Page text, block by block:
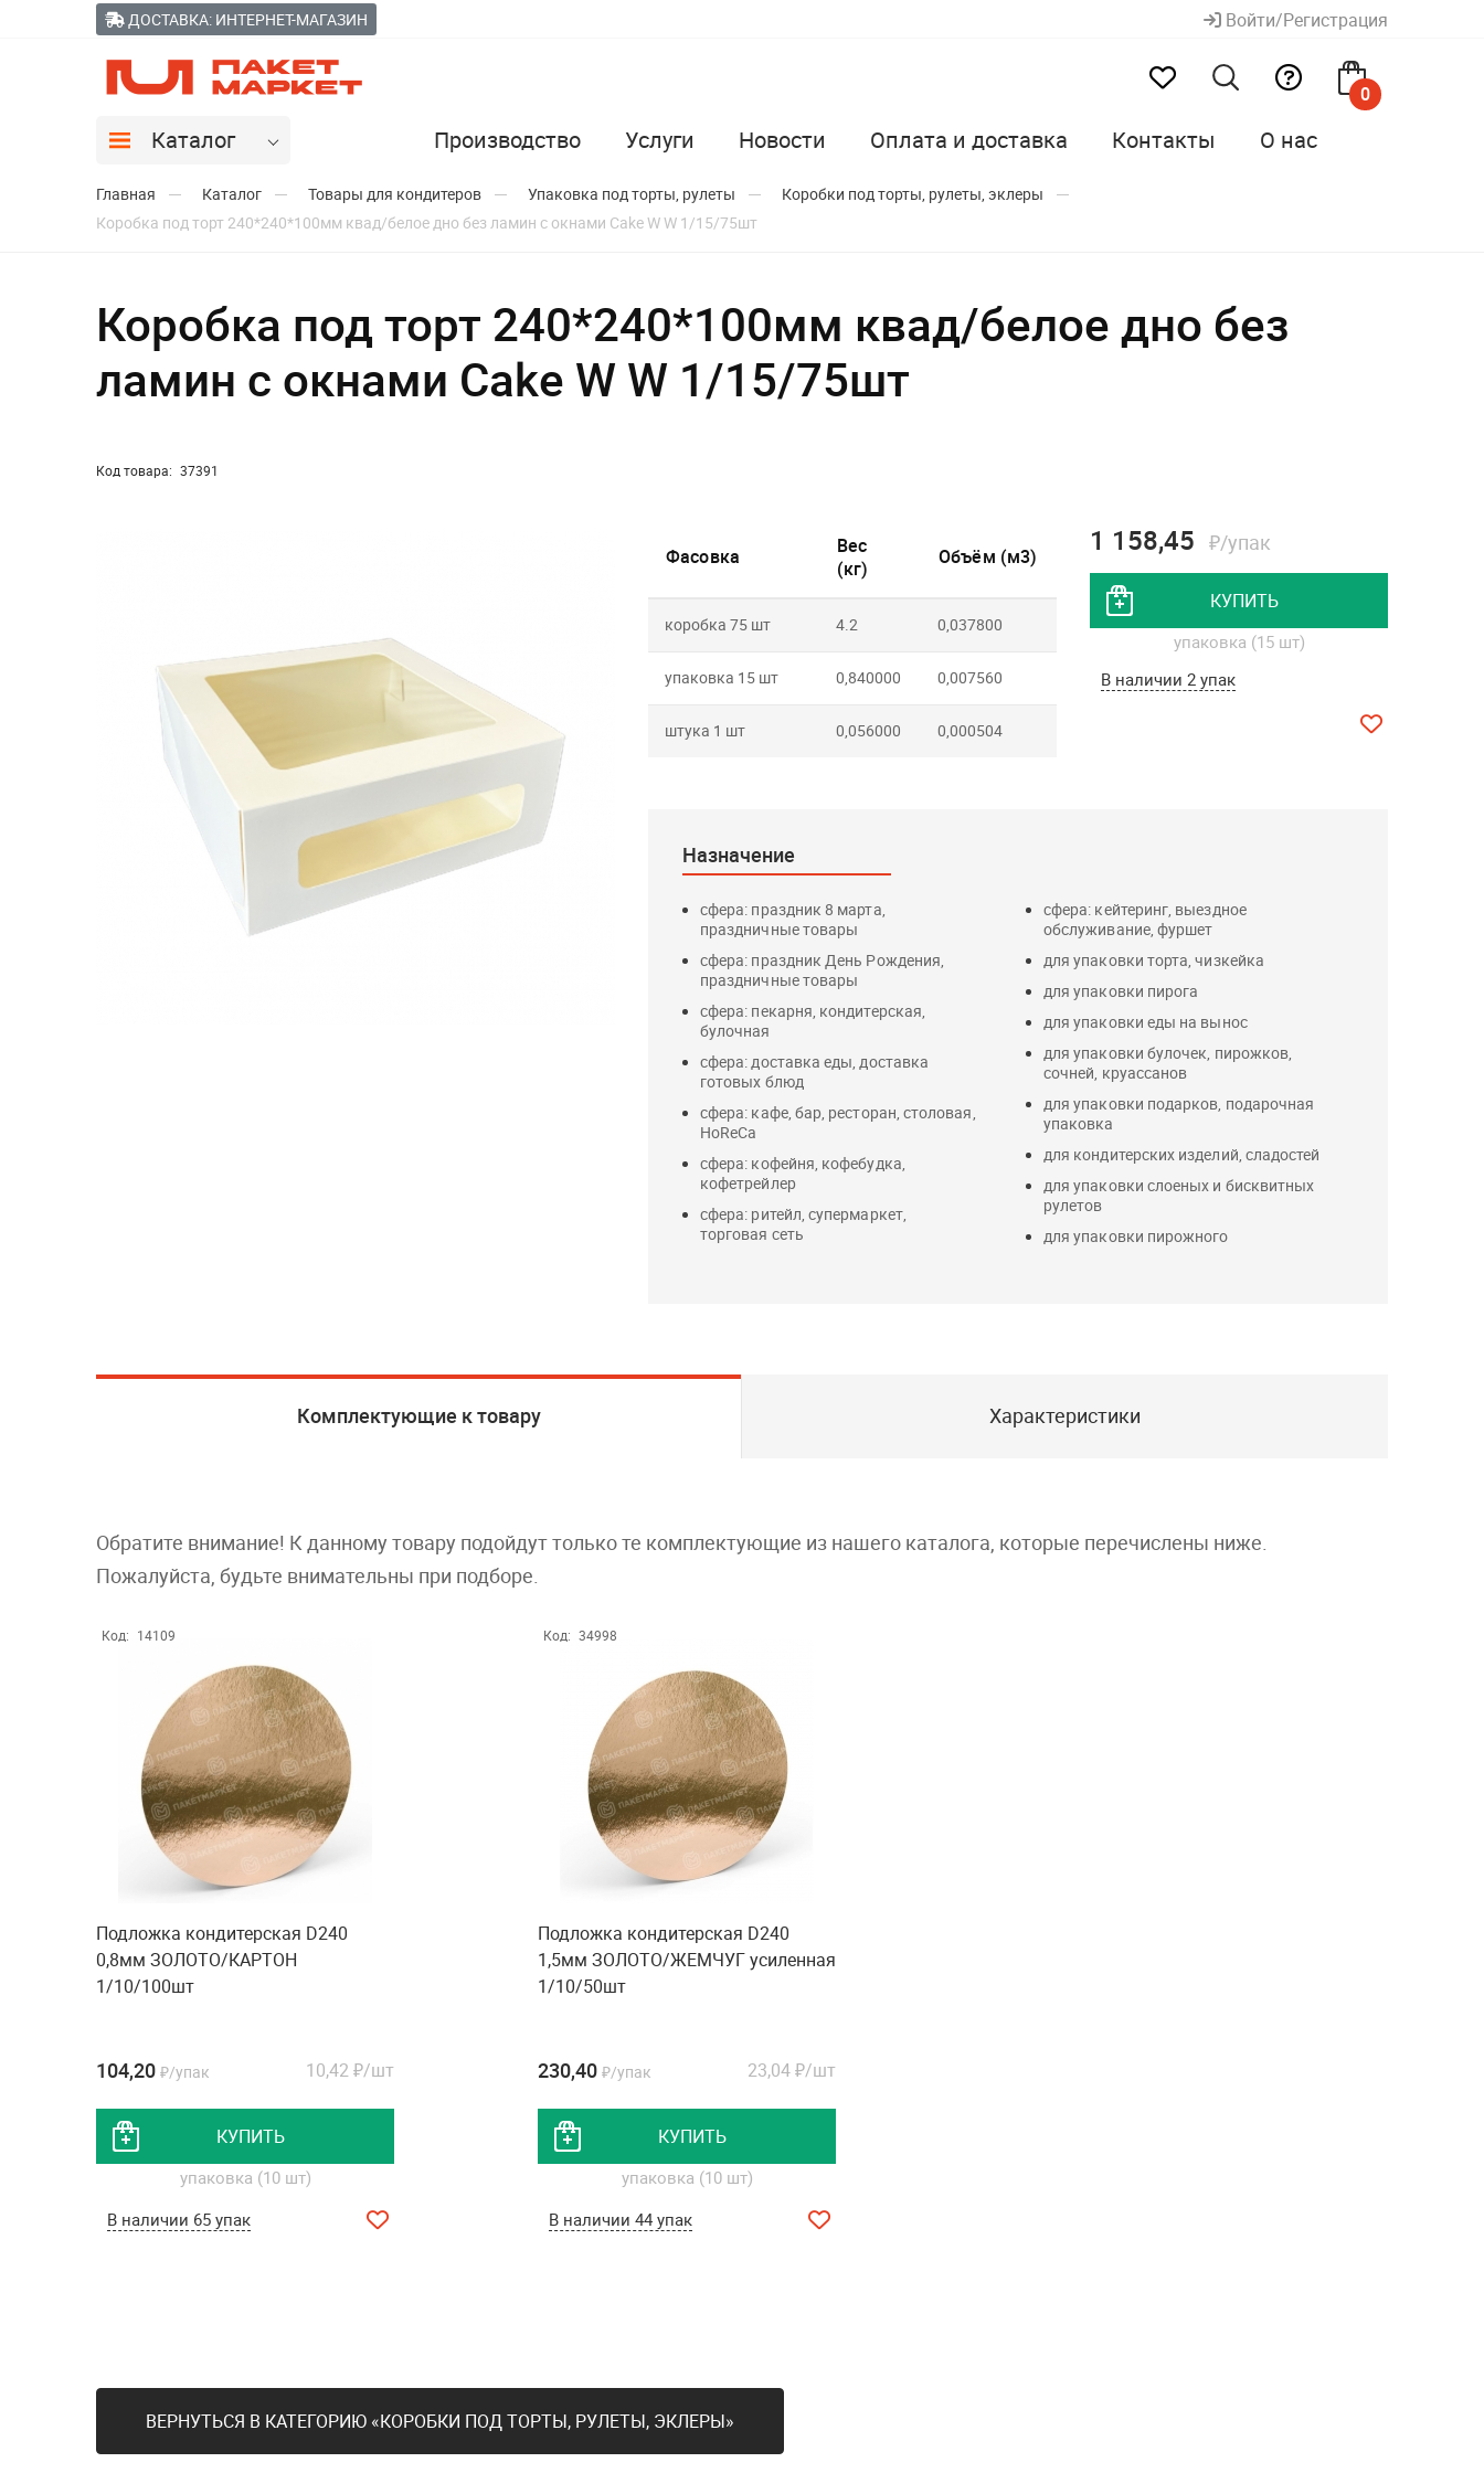
ДОСТАВКА: ИНТЕРНЕТ-МАГАЗИН Войти/Регистрация
0
Каталог Производство Услуги Новости Оплата и доставка Контакты О нас
Главная Каталог Товары для кондитеров Упаковка под торты, рулеты
Коробки под торты, рулеты, эклеры
Коробка под торт 240*240*100мм квад/белое дно без ламин с окнами Cake W W 1/15/75шт
Коробка под торт 240*240*100мм квад/белое дно без
ламин с окнами Cake W W 1/15/75шт
Код товара: 37391
Фасовка
Вес
(кг)
Объём (м3)
коробка 75 шт 4.2 0,037800
упаковка 15 шт 0,840000 0,007560
штука 1 шт 0,056000 0,000504
1 158,45 ₽/упак
КУПИТЬ
упаковка (15 шт)
В наличии 2 упак
Назначение
сфера: праздник 8 марта,
праздничные товары
сфера: праздник День Рождения,
праздничные товары
сфера: пекарня, кондитерская,
булочная
сфера: доставка еды, доставка
готовых блюд
сфера: кафе, бар, ресторан, столовая,
HoReCa
сфера: кофейня, кофебудка,
кофетрейлер
сфера: ритейл, супермаркет,
торговая сеть
сфера: кейтеринг, выездное
обслуживание, фуршет
для упаковки торта, чизкейка
для упаковки пирога
для упаковки еды на вынос
для упаковки булочек, пирожков,
сочней, круассанов
для упаковки подарков, подарочная
упаковка
для кондитерских изделий, сладостей
для упаковки слоеных и бисквитных
рулетов
для упаковки пирожного
Комплектующие к товару Характеристики
Обратите внимание! К данному товару подойдут только те комплектующие из нашего каталога, которые перечислены ниже.
Пожалуйста, будьте внимательны при подборе.
Код: 14109
Подложка кондитерская D240
0,8мм ЗОЛОТО/КАРТОН
1/10/100шт
104,20 ₽/упак 10,42₽/шт
КУПИТЬ
упаковка (10 шт)
В наличии 65 упак
Код: 34998
Подложка кондитерская D240
1,5мм ЗОЛОТО/ЖЕМЧУГ усиленная
1/10/50шт
230,40 ₽/упак 23,04₽/шт
КУПИТЬ
упаковка (10 шт)
В наличии 44 упак
ВЕРНУТЬСЯ В КАТЕГОРИЮ «КОРОБКИ ПОД ТОРТЫ, РУЛЕТЫ, ЭКЛЕРЫ»